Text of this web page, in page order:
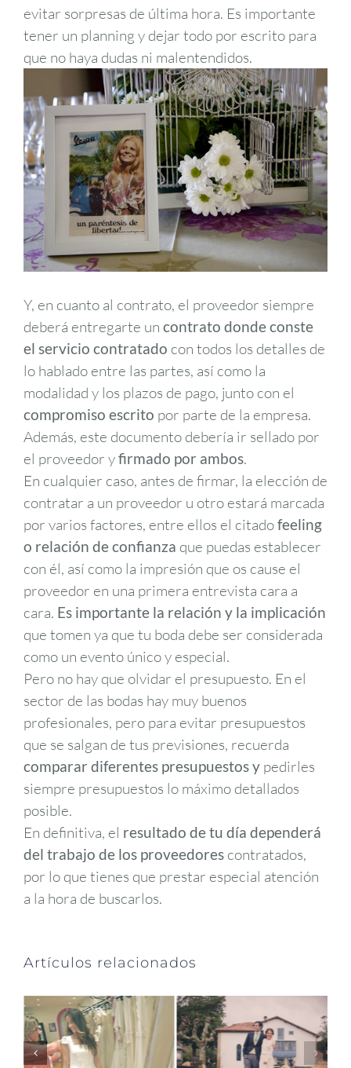
evitar sorpresas de última hora. Es importante
tener un planning y dejar todo por escrito para
que no haya dudas ni malentendidos.
Y, en cuanto al contrato, el proveedor siempre
deberá entregarte un contrato donde conste
el servicio contratado con todos los detalles de
lo hablado entre las partes, así como la
modalidad y los plazos de pago, junto con el
compromiso escrito por parte de la empresa.
Además, este documento debería ir sellado por
el proveedor yfirmado por ambos.
En cualquier caso, antes de firmar, la elección de
contratar a un proveedor u otro estará marcada
por varios factores, entre ellos el citadofeeling
o relación de confianza que puedas establecer
con él, así como la impresión que os cause el
proveedor en una primera entrevista cara a
cara. Es importante la relación y la implicación
que tomen ya que tu boda debe ser considerada
como un evento único y especial.
Pero no hay que olvidar el presupuesto. En el
sector de las bodas hay muy buenos
profesionales, pero para evitar presupuestos
que se salgan de tus previsiones, recuerda
comparar diferentes presupuestos y pedirles
siempre presupuestos lo máximo detallados
posible.
En definitiva, el resultado de tu día dependerá
del trabajo de los proveedores contratados,
por lo que tienes que prestar especial atención
a la hora de buscarlos.
Artículos relacionados
Elige a la
Crea tú misma
la decoración